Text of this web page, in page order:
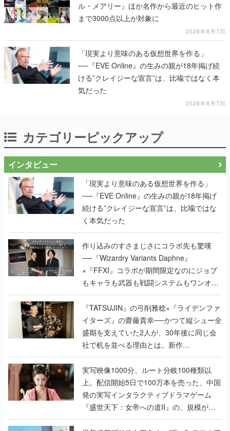
ル・メアリー』ほか名作から最近のヒット作
まで3000点以上が対象に
2026年8月7日
「現実より意味のある仮想世界を作る」
──『EVE Online』の生みの親が18年掲げ続
ける”クレイジーな宣言”は、比喩ではなく本
気だった
2026年8月7日
カテゴリーピックアップ
インタビュー
「現実より意味のある仮想世界を作る」
──『EVE Online』の生みの親が18年掲げ
続ける”クレイジーな宣言”は、比喩ではな
く本気だった
作り込みのすさまじさにコラボ先も驚嘆
──『Wizardry Variants Daphne』
×『FFXI』コラボが期間限定なのにジョブ
もキャラも武器も戦闘システムもワンオフ
で作り込まれた理由を両ディレクターに聞
く
『TATSUJIN』の弓削雅稔×『ライデンファ
イターズ』の齋藤貴幸──かつて縦シュー全
盛期を支えていた2人が、30年後に同じ会
社で机を並べる理由とは。新作
『TATSUJIN EXTREME』で初タッグを組
んだレジェンド2人に訊く開発秘話
実写映像1000分、ルート分岐100種類以
上。配信開始5日で100万本を売った、中国
発の実写インタラクティブドラマゲーム
『盛世天下：女帝への道II』の、規模が違
うこだわりをプロデューサーに聞いた